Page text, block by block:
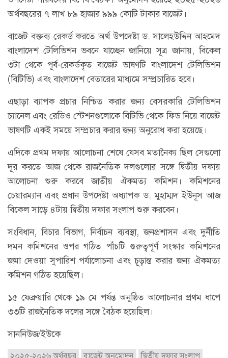
অর্থবছরের ৭ লাখ ৮৯ হাজার ৯৯৯ কোটি টাকার বাজেট।
বাজেট বক্তব্য রেকর্ড করতে অর্থ উপদেষ্টা ড. সালেহউদ্দিন আহমেদ
বাংলাদেশ টেলিভিশন ভবনে যাচ্ছেন জানিয়ে সূত্র জানায়, বিকেল
৩টা থেকে পূর্ব-রেকর্ডকৃত বাজেট ভাষণটি বাংলাদেশ টেলিভিশন
(বিটিভি) এবং বাংলাদেশ বেতারের মাধ্যমে সম্প্রচারিত হবে।
এছাড়া ব্যাপক প্রচার নিশ্চিত করার জন্য বেসরকারি টেলিভিশন
চ্যানেল এবং রেডিও স্টেশনগুলোকে বিটিভি থেকে ফিড নিয়ে বাজেট
ভাষণটি একই সময়ে সম্প্রচার করার জন্য অনুরোধ করা হয়েছে।
এদিকে প্রথম দফায় আলোচনা শেষে যেসব মতানৈক্য ছিল সেগুলো
দূর করতে আজ থেকে রাজনৈতিক দলগুলোর সঙ্গে দ্বিতীয় দফায়
আলোচনা শুরু করবে জাতীয় ঐকমত্য কমিশন। কমিশনের
চেয়ারম্যান এবং প্রধান উপদেষ্টা অধ্যাপক ড. মুহাম্মদ ইউনূস আজ
বিকেল সাড়ে ৪টায় দ্বিতীয় দফার সংলাপ শুরু করবেন।
সংবিধান, বিচার বিভাগ, নির্বাচন ব্যবস্থা, জনপ্রশাসন এবং দুর্নীতি
দমন কমিশনের ওপর গঠিত পাঁচটি গুরুত্বপূর্ণ সংস্কার কমিশনের
জমা দেওয়া সুপারিশ পর্যালোচনা এবং চূড়ান্ত করার জন্য ঐকমত্য
কমিশন গঠিত হয়েছিল।
১৫ ফেব্রুয়ারি থেকে ১৯ মে পর্যন্ত অনুষ্ঠিত আলোচনার প্রথম ধাপে
৩৩টি রাজনৈতিক দলের সঙ্গে বৈঠক হয়েছিল।
সাননিউজ/ইউকে
২০২৫-২০২৬ অর্থবছর বাজেট অনুমোদন
দ্বিতীয় দফার সংলাপ